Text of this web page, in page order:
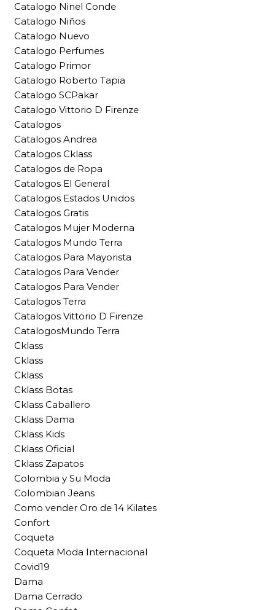
Catalogo Ninel Conde
Catalogo Niños
Catalogo Nuevo
Catalogo Perfumes
Catalogo Primor
Catalogo Roberto Tapia
Catalogo SCPakar
Catalogo Vittorio D Firenze
Catalogos
Catalogos Andrea
Catalogos Cklass
Catalogos de Ropa
Catalogos El General
Catalogos Estados Unidos
Catalogos Gratis
Catalogos Mujer Moderna
Catalogos Mundo Terra
Catalogos Para Mayorista
Catalogos Para Vender
Catalogos Para Vender
Catalogos Terra
Catalogos Vittorio D Firenze
CatalogosMundo Terra
Cklass
Cklass
Cklass
Cklass Botas
Cklass Caballero
Cklass Dama
Cklass Kids
Cklass Oficial
Cklass Zapatos
Colombia y Su Moda
Colombian Jeans
Como vender Oro de 14 Kilates
Confort
Coqueta
Coqueta Moda Internacional
Covid19
Dama
Dama Cerrado